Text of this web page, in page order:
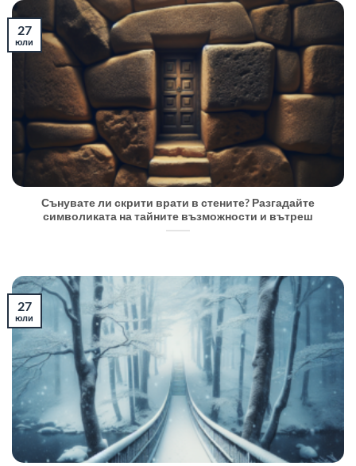
Сънувате ли скрити врати в стените? Разгадайте
символиката на тайните възможности и вътреш
27
юли
27
юли